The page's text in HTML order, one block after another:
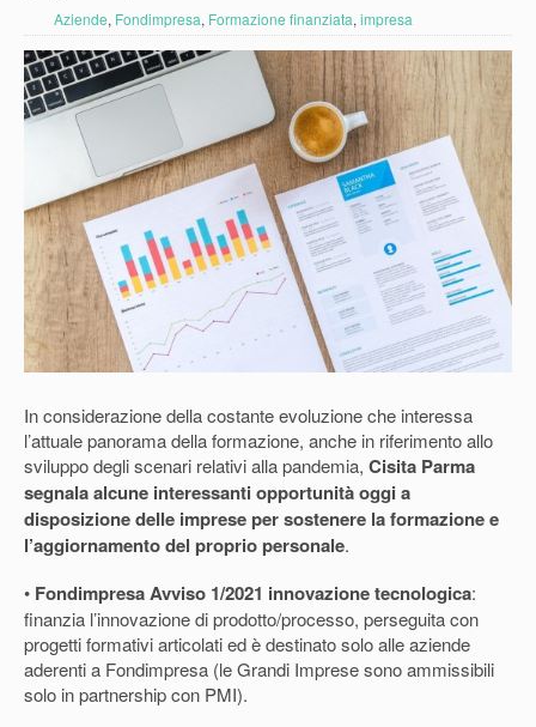
Aziende, Fondimpresa, Formazione finanziata, impresa
In considerazione della costante evoluzione che interessa
l’attuale panorama della formazione, anche in riferimento allo
sviluppo degli scenari relativi alla pandemia, Cisita Parma
segnala alcune interessanti opportunità oggi a
disposizione delle imprese per sostenere la formazione e
l’aggiornamento del proprio personale.
• Fondimpresa Avviso 1/2021 innovazione tecnologica:
finanzia l’innovazione di prodotto/processo, perseguita con
progetti formativi articolati ed è destinato solo alle aziende
aderenti a Fondimpresa (le Grandi Imprese sono ammissibili
solo in partnership con PMI).